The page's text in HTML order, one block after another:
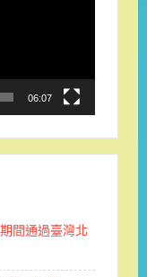
06:07
間通過臺灣北